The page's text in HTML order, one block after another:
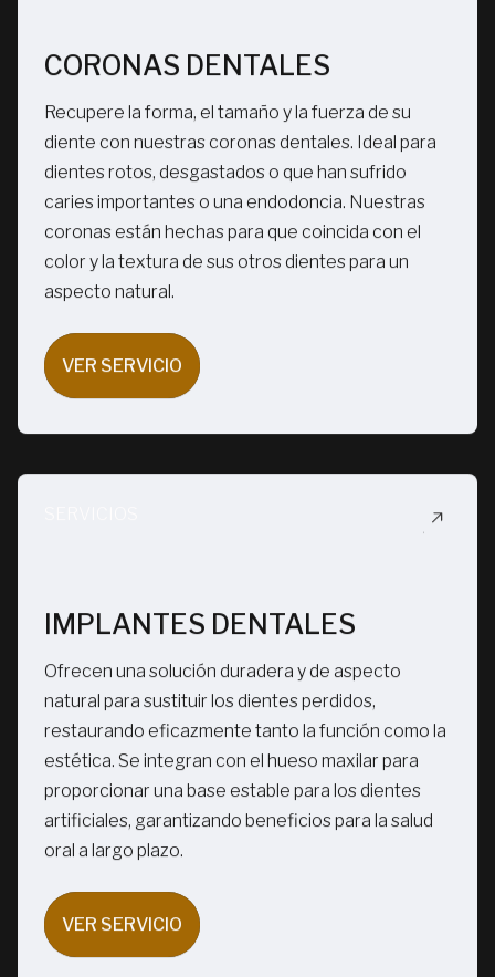
CORONAS DENTALES
Recupere la forma, el tamaño y la fuerza de su
diente con nuestras coronas dentales. Ideal para
dientes rotos, desgastados o que han sufrido
caries importantes o una endodoncia. Nuestras
coronas están hechas para que coincida con el
color y la textura de sus otros dientes para un
aspecto natural.
VER SERVICIO
VER SERVICIO
IMPLANTES DENTALES
Ofrecen una solución duradera y de aspecto
natural para sustituir los dientes perdidos,
restaurando eficazmente tanto la función como la
estética. Se integran con el hueso maxilar para
proporcionar una base estable para los dientes
artificiales, garantizando beneficios para la salud
oral a largo plazo.
VER SERVICIO